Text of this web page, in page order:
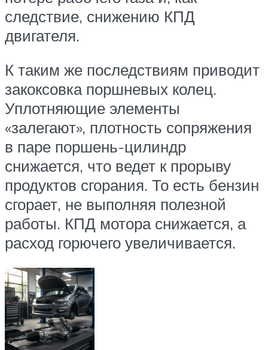
следствие, снижению КПД
двигателя.
К таким же последствиям приводит
закоксовка поршневых колец.
Уплотняющие элементы
«залегают», плотность сопряжения
в паре поршень-цилиндр
снижается, что ведет к прорыву
продуктов сгорания. То есть бензин
сгорает, не выполняя полезной
работы. КПД мотора снижается, а
расход горючего увеличивается.